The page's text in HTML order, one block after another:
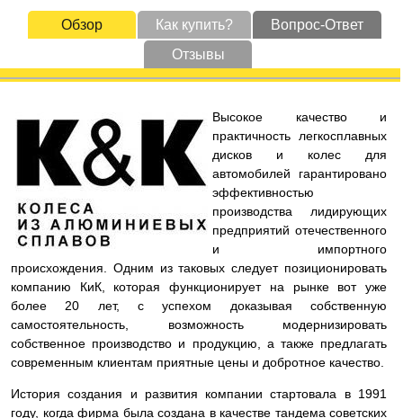
Обзор Как купить?
Вопрос-Ответ
Отзывы
Высокое качество и
практичность легкосплавных
дисков и колес для
автомобилей гарантировано
эффективностью
производства лидирующих
предприятий отечественного
и импортного
происхождения. Одним из таковых следует позиционировать
компанию КиК, которая функционирует на рынке вот уже
более 20 лет, с успехом доказывая собственную
самостоятельность, возможность модернизировать
собственное производство и продукцию, а также предлагать
современным клиентам приятные цены и добротное качество.
История создания и развития компании стартовала в 1991
году, когда фирма была создана в качестве тандема советских